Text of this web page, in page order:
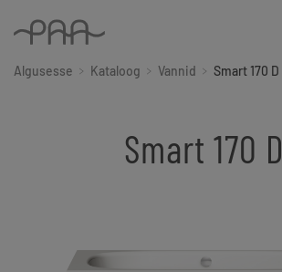
Algusesse Kataloog Vannid Smart 170 D
Smart 170 D